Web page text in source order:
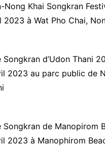
Nong Khai Songkran
2023 à Wat Pho Chai,
Songkran d’Udon Thani
2023 au parc public de
Songkran de Manopirom
2023 à Manophirom